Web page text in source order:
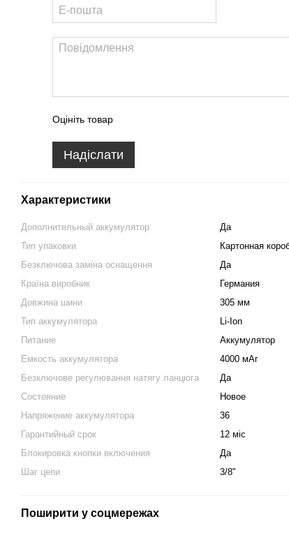
Оцініть товар
Надіслати
Характеристики
Дополнительный аккумулятор
Да
Тип упаковки
Картонная
Безключова заміна оснащення
Да
Країна виробник
Германия
Довжина шини
305 мм
Тип аккумулятора
Li-Ion
Питание
Аккумулятор
Емкость аккумулятора
4000 мАг
Безключове регулювання натягу ланцюга
Да
Состояние
Новое
Напряжение аккумулятора
36
Гарантийный срок
12 міс
Блокировка кнопки включения
Да
Шаг цепи
3/8"
Поширити у соцмережах